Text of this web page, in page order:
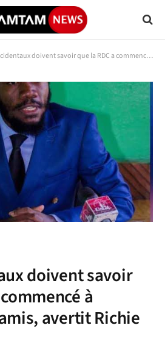
doivent savoir que la RDC a commencé à compter ses amis, avertit Richie Lontulungu
doivent savoir
à
avertit Richie